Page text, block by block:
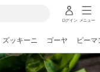
ログイン メニュー
ズッキーニ ゴーヤ ピーマ